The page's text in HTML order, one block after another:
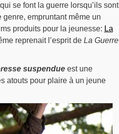
se font la guerre lorsqu’ils sont
empruntant même un
produits pour la jeunesse: La
reprenait l’esprit de La Guerre
suspendueest une
atouts pour plaire à un jeune